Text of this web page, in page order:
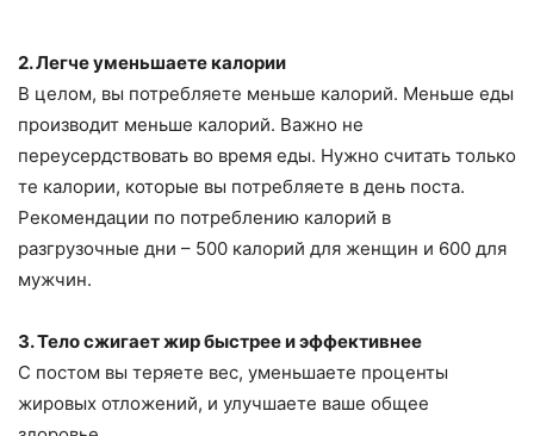
2. Легче уменьшаете калории
В целом, вы потребляете меньше калорий. Меньше еды
производит меньше калорий. Важно не
переусердствовать во время еды. Нужно считать только
те калории, которые вы потребляете в день поста.
Рекомендации по потреблению калорий в
разгрузочные дни – 500 калорий для женщин и 600 для
мужчин.
3. Тело сжигает жир быстрее и эффективнее
С постом вы теряете вес, уменьшаете проценты
жировых отложений, и улучшаете ваше общее